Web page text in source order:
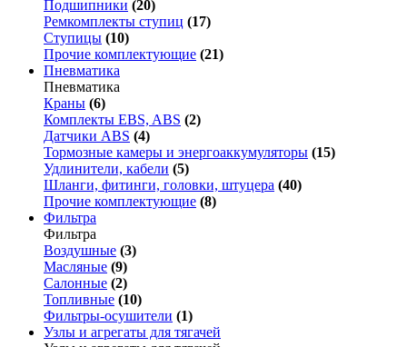
Подшипники (20)
Ремкомплекты ступиц (17)
Ступицы (10)
Прочие комплектующие (21)
Пневматика
Пневматика
Краны (6)
Комплекты EBS, ABS (2)
Датчики ABS (4)
Тормозные камеры и энергоаккумуляторы (15)
Удлинители, кабели (5)
Шланги, фитинги, головки, штуцера (40)
Прочие комплектующие (8)
Фильтра
Фильтра
Воздушные (3)
Масляные (9)
Салонные (2)
Топливные (10)
Фильтры-осушители (1)
Узлы и агрегаты для тягачей